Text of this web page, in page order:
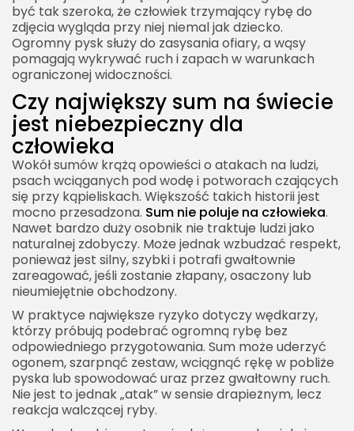
być tak szeroka, że człowiek trzymający rybę do
zdjęcia wygląda przy niej niemal jak dziecko.
Ogromny pysk służy do zasysania ofiary, a wąsy
pomagają wykrywać ruch i zapach w warunkach
ograniczonej widoczności.
Czy największy sum na świecie
jest niebezpieczny dla
człowieka
Wokół sumów krążą opowieści o atakach na ludzi,
psach wciąganych pod wodę i potworach czających
się przy kąpieliskach. Większość takich historii jest
mocno przesadzona. Sum nie poluje na człowieka.
Nawet bardzo duży osobnik nie traktuje ludzi jako
naturalnej zdobyczy. Może jednak wzbudzać respekt,
ponieważ jest silny, szybki i potrafi gwałtownie
zareagować, jeśli zostanie złapany, osaczony lub
nieumiejętnie obchodzony.
W praktyce największe ryzyko dotyczy wędkarzy,
którzy próbują podebrać ogromną rybę bez
odpowiedniego przygotowania. Sum może uderzyć
ogonem, szarpnąć zestaw, wciągnąć rękę w pobliże
pyska lub spowodować uraz przez gwałtowny ruch.
Nie jest to jednak „atak” w sensie drapieżnym, lecz
reakcja walczącej ryby.